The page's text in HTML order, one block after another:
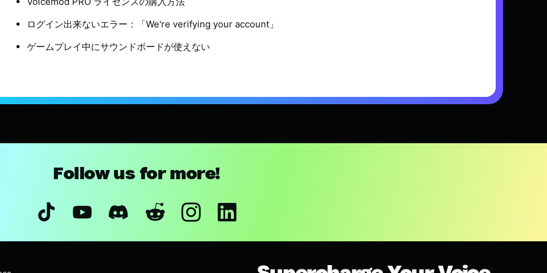
ログイン出来ないエラー：「We're verifying your account」
ゲームプレイ中にサウンドボードが使えない
Follow us for more!